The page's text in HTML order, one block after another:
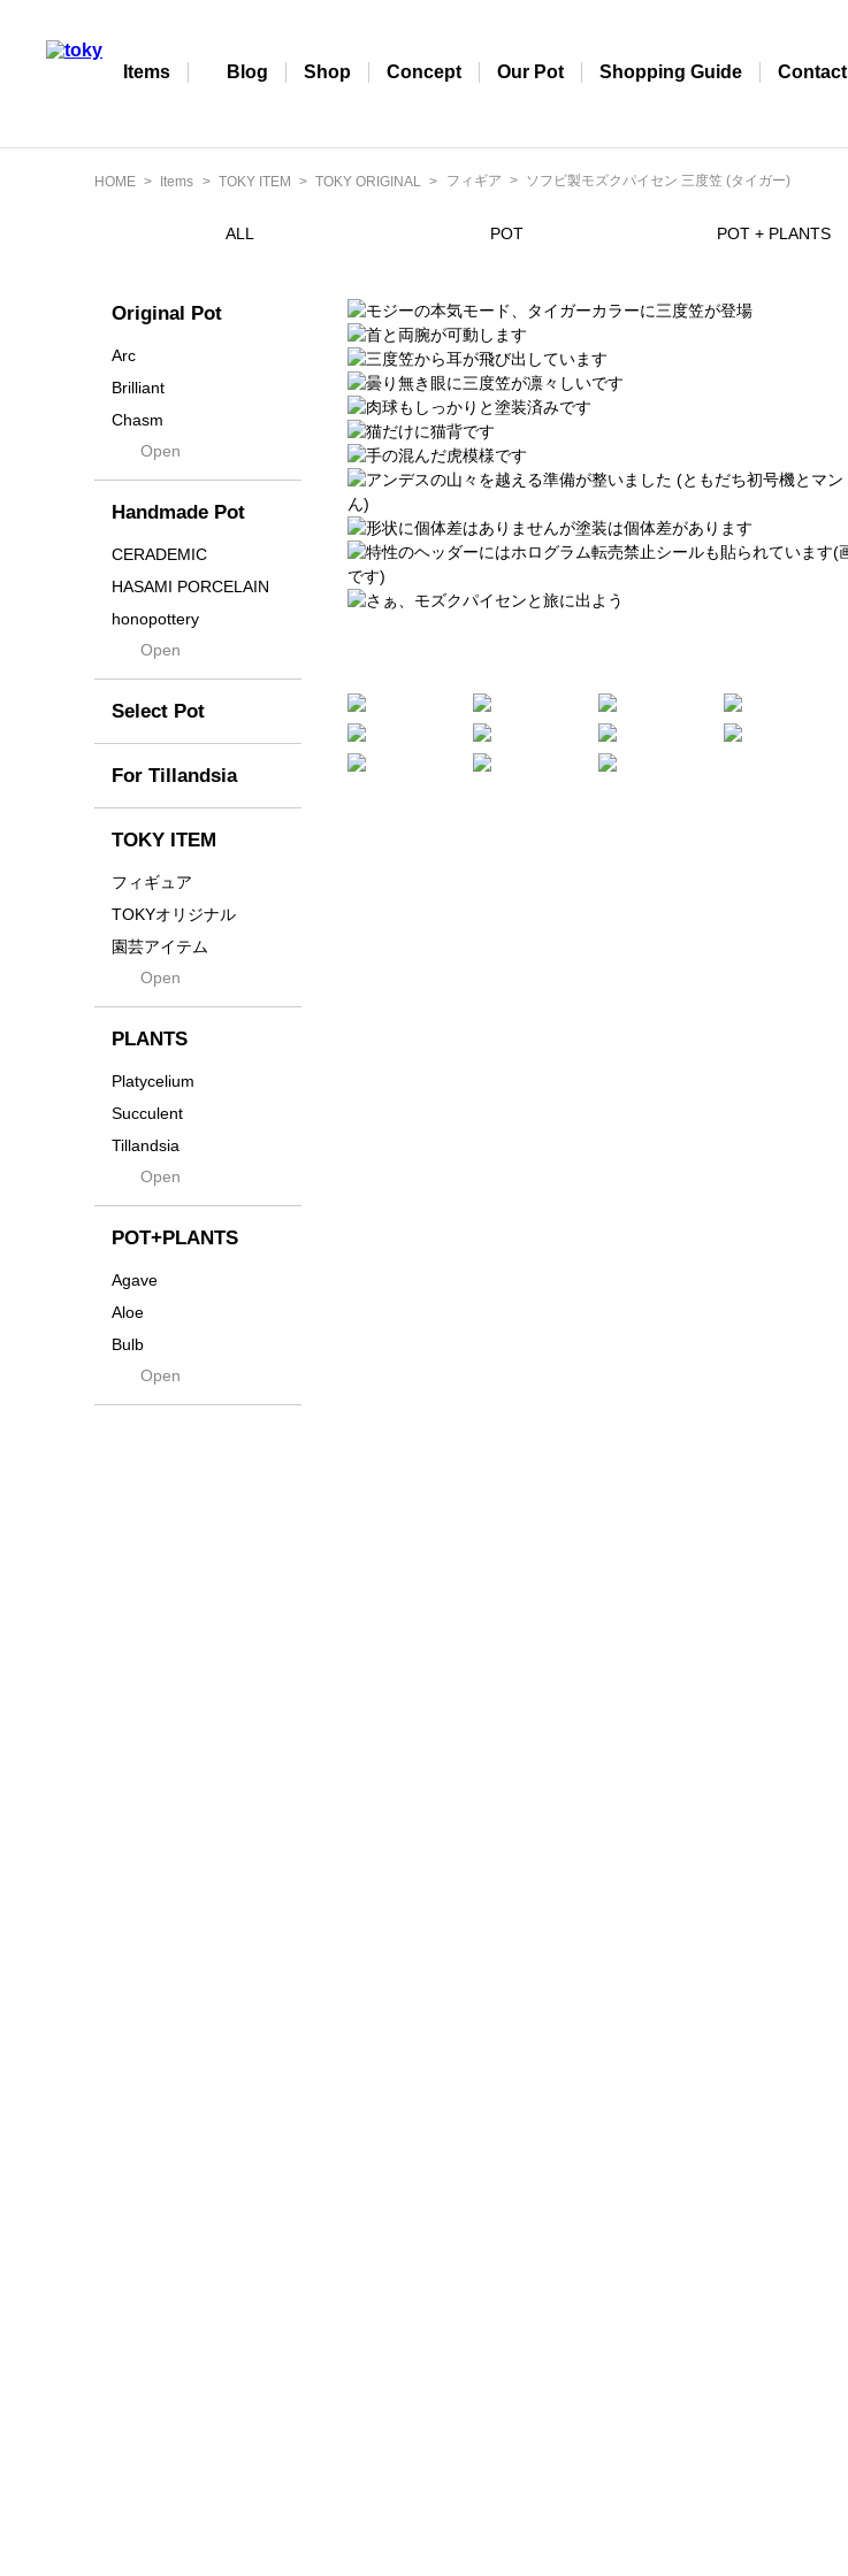
Items Blog Shop Concept Our Pot Shopping Guide Contact
HOME Items TOKY ITEM TOKY ORIGINAL フィギア ソフビ製モズクパイセン 三度笠 (タイガー)
ALL POT POT + PLANTS
Original Pot
Arc
Brilliant
Chasm
Contra
Cream
Crown
Distortion
Drop
DUNE
Flames
For
Former
Fused
Earth
emeth
Enhance
Grid
Innocence
Kodama
Native
Progress
Quartz
RAKU
Open
Handmade Pot
CERADEMIC
HASAMI PORCELAIN
honopottery
nocturne
tamanhayat
TETSUYA OZAWA
Scratch
Takehiro Ito
Yuya Iha
Open
Select Pot
For Tillandsia
TOKY ITEM
フィギュア
TOKYオリジナル
園芸アイテム
土・化粧石・活力剤
インテリア・デザイン雑
その他
Open
PLANTS
Platycelium
Succulent
Tillandsia
SeedsOpen
POT+PLANTS
Agave
Aloe
Bulb
Cactus
Caudex
Open